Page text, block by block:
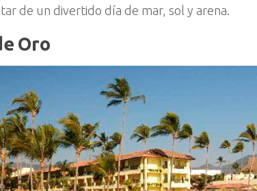
de un divertido día de mar, sol y arena.
Oro